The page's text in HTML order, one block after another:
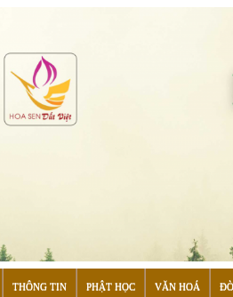
THÔNG TIN PHẬT HỌC VĂN HOÁ